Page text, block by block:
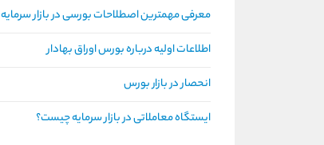
معرفی مهمترین اصطلاحات بورسی در بازار سرمایه
اطلاعات اولیه درباره بورس اوراق بهادار
انحصار در بازار بورس
ایستگاه معاملاتی در بازار سرمایه چیست؟